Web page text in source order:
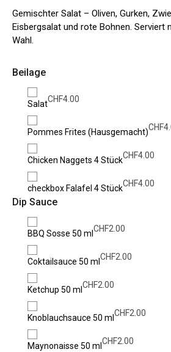
basieren
d auf
Kundenb
ewertung
Gemischter Salat – Oliven, Gurken,
Eisbergsalat und rote Bohnen. Serviert
Wahl.
Beilage
SalatCHF4.00
Pommes Frites (Hausgemacht)CHF
Chicken Naggets 4 StückCHF4.00
checkbox Falafel 4 StückCHF4.00
Dip Sauce
BBQ Sosse 50 ml CHF2.00
Coktailsauce 50 ml CHF2.00
Ketchup 50 ml CHF2.00
Knoblauchsauce 50 ml CHF2.00
Maynonaisse 50 ml CHF2.00